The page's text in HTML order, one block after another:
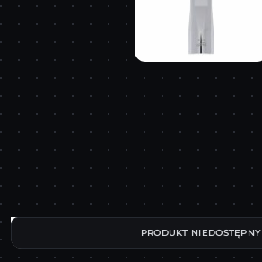
PRODUKT NIEDOSTĘPNY